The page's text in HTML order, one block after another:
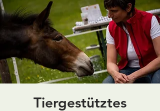
Tiergestütztes